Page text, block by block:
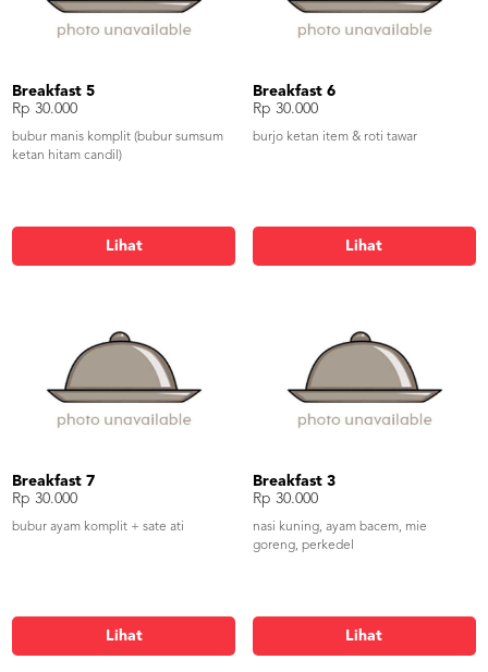
Breakfast 5
Rp 30.000
bubur manis komplit (bubur sumsum
ketan hitam candil)
Lihat
Breakfast 6
Rp 30.000
burjo ketan item & roti tawar
Lihat
Breakfast 7
Rp 30.000
bubur ayam komplit + sate ati
Lihat
Breakfast 3
Rp 30.000
nasi kuning, ayam bacem, mie
goreng, perkedel
Lihat